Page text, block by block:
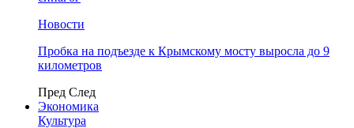
Новости
Пробка на подъезде к Крымскому мосту выросла до 9
километров
Пред След
Экономика
Культура